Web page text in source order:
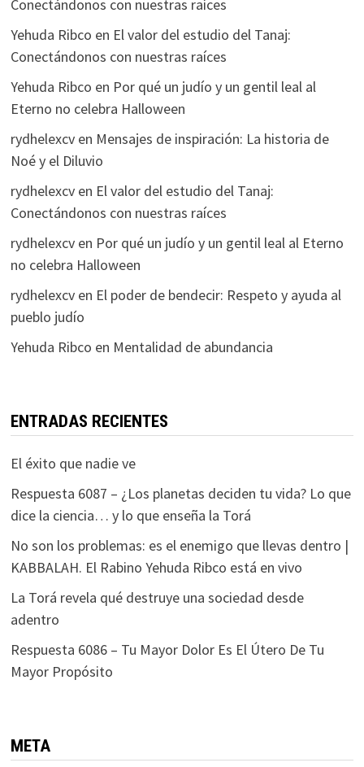
Conectándonos con nuestras raíces
Yehuda Ribco en El valor del estudio del Tanaj:
Conectándonos con nuestras raíces
Yehuda Ribco en Por qué un judío y un gentil leal al
Eterno no celebra Halloween
rydhelexcven Mensajes de inspiración: La historia de
Noé y el Diluvio
rydhelexcven El valor del estudio del Tanaj:
Conectándonos con nuestras raíces
rydhelexcven Por qué un judío y un gentil leal al Eterno
no celebra Halloween
rydhelexcven El poder de bendecir: Respeto y ayuda al
pueblo judío
Yehuda Ribco en Mentalidad de abundancia
ENTRADAS RECIENTES
El éxito que nadie ve
Respuesta 6087 – ¿Los planetas deciden tu vida? Lo que
dice la ciencia… y lo que enseña la Torá
No son los problemas: es el enemigo que llevas dentro |
KABBALAH. El Rabino Yehuda Ribco está en vivo
La Torá revela qué destruye una sociedad desde
adentro
Respuesta 6086 – Tu Mayor Dolor Es El Útero De Tu
Mayor Propósito
META